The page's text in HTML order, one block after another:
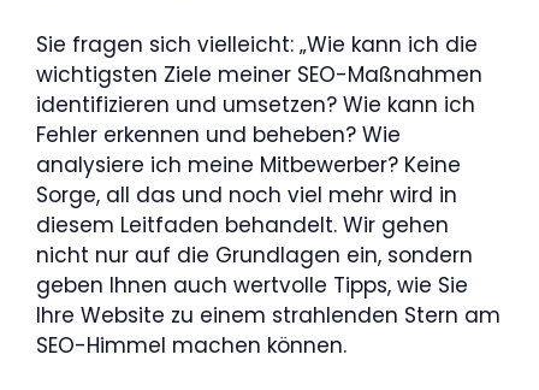
Sie fragen sich vielleicht: „Wie kann ich die
wichtigsten Ziele meiner SEO-Maßnahmen
identifizieren und umsetzen? Wie kann ich
Fehler erkennen und beheben? Wie
analysiere ich meine Mitbewerber? Keine
Sorge, all das und noch viel mehr wird in
diesem Leitfaden behandelt. Wir gehen
nicht nur auf die Grundlagen ein, sondern
geben Ihnen auch wertvolle Tipps, wie Sie
Ihre Website zu einem strahlenden Stern am
SEO-Himmel machen können.